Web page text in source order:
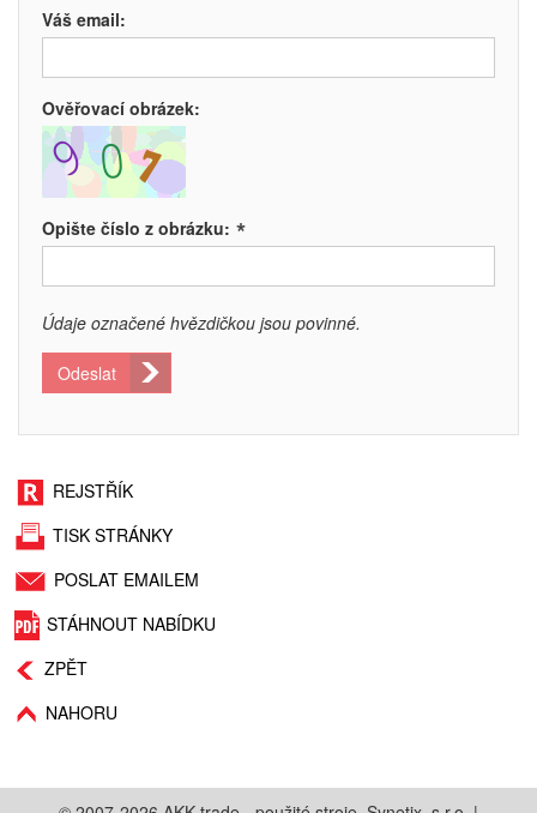
Váš email:
Ověřovací obrázek:
Opište číslo z obrázku: *
Údaje označené hvězdičkou jsou povinné.
Odeslat
REJSTŘÍK
TISK STRÁNKY
POSLAT EMAILEM
STÁHNOUT NABÍDKU
ZPĚT
NAHORU